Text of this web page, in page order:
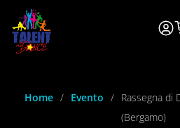
Home / Evento / Rassegna di
(Bergamo)